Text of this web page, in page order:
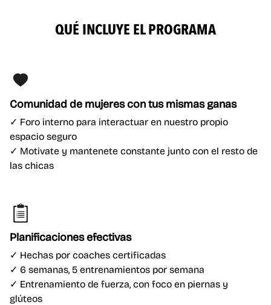
QUÉ INCLUYE EL PROGRAMA
Comunidad de mujeres con tus mismas ganas
✓ Foro interno para interactuar en nuestro propio
espacio seguro
✓ Motivate y mantenete constante junto con el resto de
las chicas
Planificaciones efectivas
✓ Hechas por coaches certificadas
✓ 6 semanas, 5 entrenamientos por semana
✓ Entrenamiento de fuerza, con foco en piernas y
glúteos